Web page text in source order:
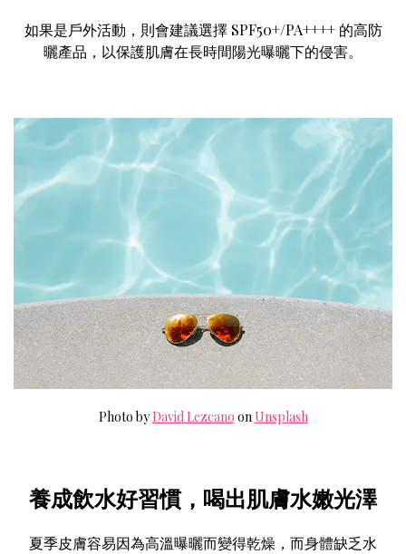
如果是戶外活動，則會建議選擇 SPF50+/PA++++ 的高防
曬產品，以保護肌膚在長時間陽光曝曬下的侵害。
Photo byDavid Lezcano on Unsplash
養成飲水好習慣，喝出肌膚水嫩光澤
夏季皮膚容易因為高溫曝曬而變得乾燥，而身體缺乏水